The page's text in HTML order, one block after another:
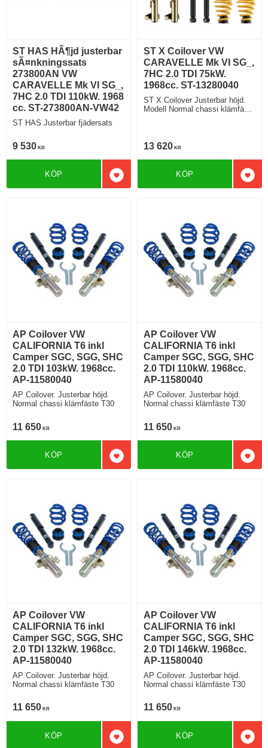
ST HAS HÃ¶jd justerbar
sÃ¤nkningssats
273800AN VW
CARAVELLE Mk VI SG_,
7HC 2.0 TDI 110kW. 1968
cc. ST-273800AN-VW42
ST HAS Justerbar fjädersats
9 530 KR
Lägg till i favoriter
KÖP
ST X Coilover VW
CARAVELLE Mk VI SG_,
7HC 2.0 TDI 75kW.
1968cc. ST-13280040
ST X Coilover Justerbar höjd.
Modell Normal chassi klämfäste
13 620 KR
KÖP
AP Coilover VW
CALIFORNIA T6 inkl
Camper SGC, SGG, SHC
2.0 TDI 103kW. 1968cc.
AP-11580040
AP Coilover. Justerbar höjd.
Normal chassi klämfäste T30
11 650 KR
Lägg till i favoriter
KÖP
AP Coilover VW
CALIFORNIA T6 inkl
Camper SGC, SGG, SHC
2.0 TDI 110kW. 1968cc.
AP-11580040
AP Coilover. Justerbar höjd.
Normal chassi klämfäste T30
11 650 KR
KÖP
AP Coilover VW
CALIFORNIA T6 inkl
Camper SGC, SGG, SHC
2.0 TDI 132kW. 1968cc.
AP-11580040
AP Coilover. Justerbar höjd.
Normal chassi klämfäste T30
11 650 KR
Lägg till i favoriter
KÖP
AP Coilover VW
CALIFORNIA T6 inkl
Camper SGC, SGG, SHC
2.0 TDI 146kW. 1968cc.
AP-11580040
AP Coilover. Justerbar höjd.
Normal chassi klämfäste T30
11 650 KR
KÖP